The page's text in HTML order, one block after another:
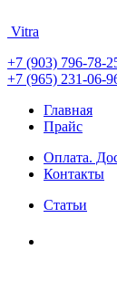
Vitra
+7 (903) 796-78-
+7 (965) 231-06-
Главная
Прайс
Оплата.
Контакты
Статьи